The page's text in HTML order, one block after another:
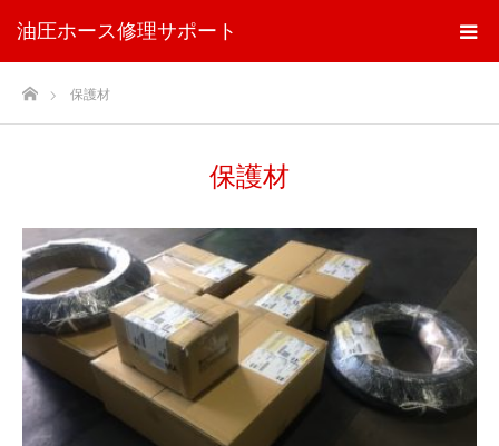
油圧ホース修理サポート
ホーム保護材
保護材